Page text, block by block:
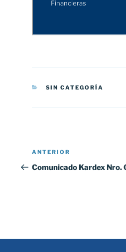
CATEGORÍAS
SIN CATEGORÍA
Navegación
de
Entrada
anterior:
ANTERIOR
Comunicado Kardex